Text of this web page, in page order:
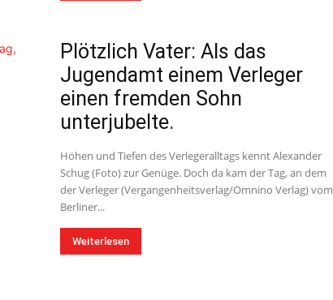
Plötzlich Vater: Als das
Jugendamt einem Verleger
einen fremden Sohn
unterjubelte.
Höhen und Tiefen des Verlegeralltags kennt Alexander
Schug (Foto) zur Genüge. Doch da kam der Tag, an dem
der Verleger (Vergangenheitsverlag/Omnino Verlag) vom
Berliner...
Weiterlesen